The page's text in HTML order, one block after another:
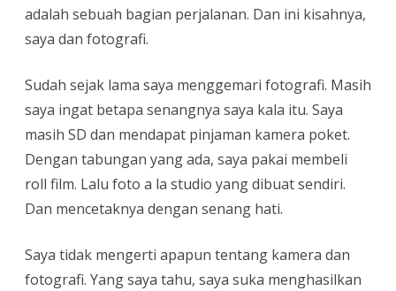
adalah sebuah bagian perjalanan. Dan ini kisahnya,
saya dan fotografi.
Sudah sejak lama saya menggemari fotografi. Masih
saya ingat betapa senangnya saya kala itu. Saya
masih SD dan mendapat pinjaman kamera poket.
Dengan tabungan yang ada, saya pakai membeli
roll film. Lalu foto a la studio yang dibuat sendiri.
Dan mencetaknya dengan senang hati.
Saya tidak mengerti apapun tentang kamera dan
fotografi. Yang saya tahu, saya suka menghasilkan